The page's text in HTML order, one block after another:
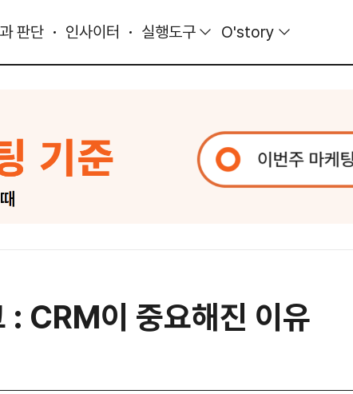
판단 인사이터 실행도구 O'story
CRM이 중요해진 이유